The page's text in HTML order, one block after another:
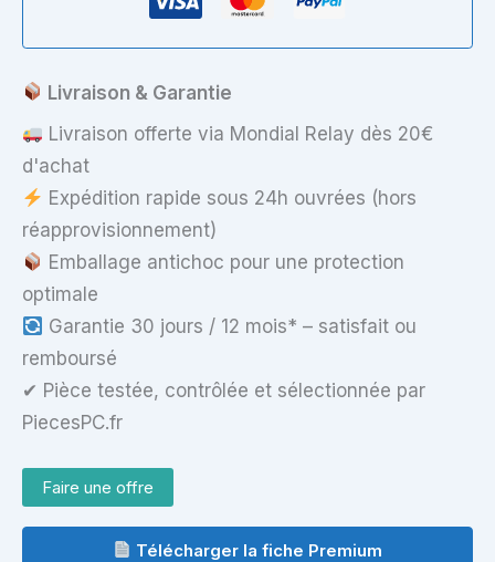
30
pinsLivraison & Garantie
Livraison offerte via Mondial Relay dès 20€
d'achat
Expédition rapide sous 24h ouvrées (hors
réapprovisionnement)
Emballage antichoc pour une protection
optimale
Garantie 30 jours / 12 mois* – satisfait ou
remboursé
✔ Pièce testée, contrôlée et sélectionnée par
PiecesPC.fr
Faire une offre
Télécharger la fiche Premium